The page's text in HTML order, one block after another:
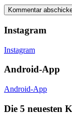
Instagram
Instagram
Android-App
Android-App
Die 5 neuesten